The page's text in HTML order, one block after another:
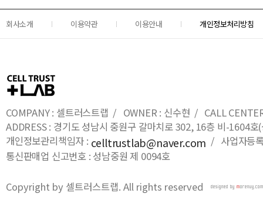
회사소개 이용약관 이용안내 개인정보처리방침
COMPANY : 셀트러스트랩 / OWNER : 신수현 / CALL
ADDRESS : 경기도 성남시 중원구 갈마치로 302, 16층 비-1604
개인정보관리책임자 : celltrustlab@naver.com / 사업자등
통신판매업 신고번호 : 성남중원 제 0094호
Copyright by 셀트러스트랩. All rights reserved